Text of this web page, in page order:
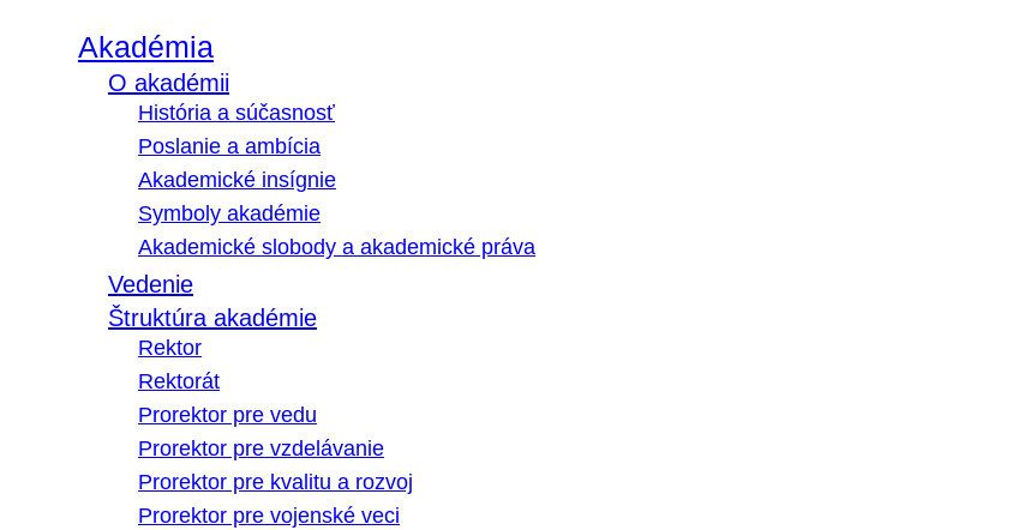
Akadémia
O akadémii
História a súčasnosť
Poslanie a ambícia
Akademické insígnie
Symboly akadémie
Akademické slobody a akademické práva
Vedenie
Štruktúra akadémie
Rektor
Rektorát
Prorektor pre vedu
Prorektor pre vzdelávanie
Prorektor pre kvalitu a rozvoj
Prorektor pre vojenské veci